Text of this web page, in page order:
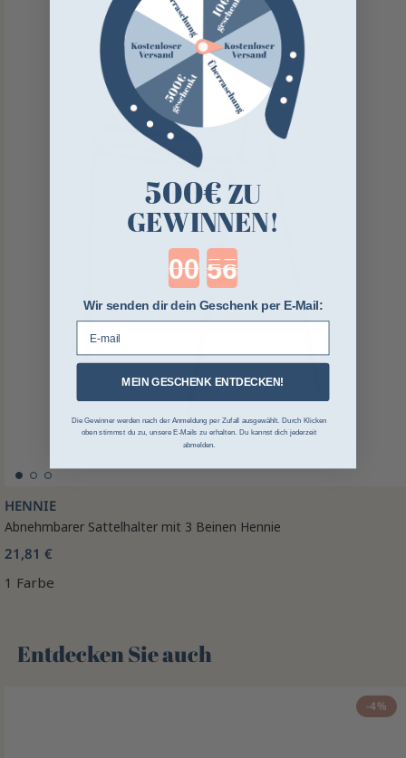
HENNIE
Abnehmbarer Sattelhalter mit 3 Beinen Hennie
21,81 €
1 Farbe
Entdecken Sie auch 🌻
-4%
500€ ZU
GEWINNEN!
Countdown ends in:
Wir senden dir dein Geschenk per E-Mail:
MEIN GESCHENK ENTDECKEN!
Die Gewinner werden nach der Anmeldung per Zufall ausgewählt. Durch Klicken
oben stimmst du zu, unsere E-Mails zu erhalten. Du kannst dich jederzeit
abmelden.